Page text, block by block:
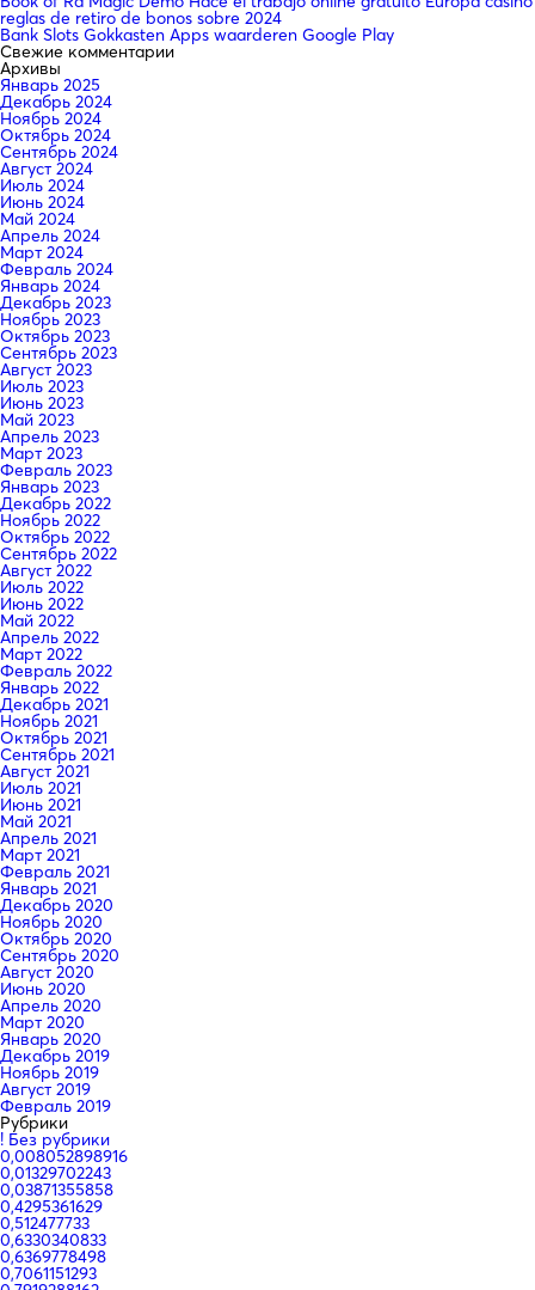
reglas de retiro de bonos sobre 2024
Bank Slots Gokkasten Apps waarderen Google Play
Свежие комментарии
Архивы
Январь 2025
Декабрь 2024
Ноябрь 2024
Октябрь 2024
Сентябрь 2024
Август 2024
Июль 2024
Июнь 2024
Май 2024
Апрель 2024
Март 2024
Февраль 2024
Январь 2024
Декабрь 2023
Ноябрь 2023
Октябрь 2023
Сентябрь 2023
Август 2023
Июль 2023
Июнь 2023
Май 2023
Апрель 2023
Март 2023
Февраль 2023
Январь 2023
Декабрь 2022
Ноябрь 2022
Октябрь 2022
Сентябрь 2022
Август 2022
Июль 2022
Июнь 2022
Май 2022
Апрель 2022
Март 2022
Февраль 2022
Январь 2022
Декабрь 2021
Ноябрь 2021
Октябрь 2021
Сентябрь 2021
Август 2021
Июль 2021
Июнь 2021
Май 2021
Апрель 2021
Март 2021
Февраль 2021
Январь 2021
Декабрь 2020
Ноябрь 2020
Октябрь 2020
Сентябрь 2020
Август 2020
Июнь 2020
Апрель 2020
Март 2020
Январь 2020
Декабрь 2019
Ноябрь 2019
Август 2019
Февраль 2019
Рубрики
! Без рубрики
0,008052898916
0,01329702243
0,03871355858
0,4295361629
0,512477733
0,6330340833
0,6369778498
0,7061151293